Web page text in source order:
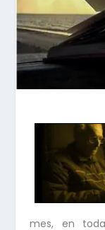
mes, en